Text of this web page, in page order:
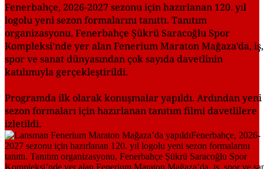
Fenerbahçe, 2026-2027 sezonu için hazırlanan 120. yıl
logolu yeni sezon formalarını tanıttı. Tanıtım
organizasyonu, Fenerbahçe Şükrü Saracoğlu Spor
Kompleksi’nde yer alan Fenerium Maraton Mağaza’da, iş,
spor ve sanat dünyasından çok sayıda davetlinin
katılımıyla gerçekleştirildi.
Programda ilk olarak konuşmalar yapıldı. Ardından yeni
sezon formaları için hazırlanan tanıtım filmi davetlilere
izletildi.